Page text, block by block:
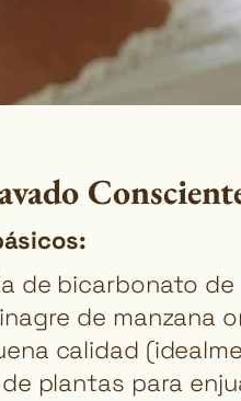
de bicarbonato
de manzana
calidad
plantas para